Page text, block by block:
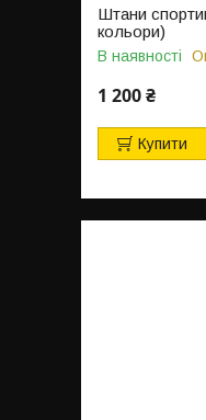
Штани
кольори)
В наявності
1 200 ₴
Купити